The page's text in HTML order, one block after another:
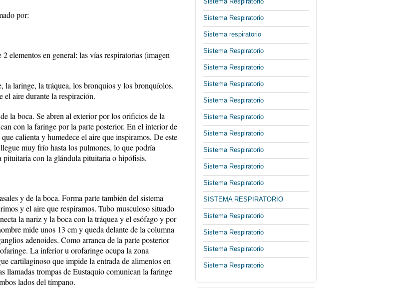
por:
elementos en general: las vías respiratorias (imagen
la laringe, la tráquea, los bronquios y los bronquíolos.
el aire durante la respiración.
la boca. Se abren al exterior por los orificios de la
con la faringe por la parte posterior. En el interior de
calienta y humedece el aire que inspiramos. De este
muy frío hasta los pulmones, lo que podría
pituitaria con la glándula pituitaria o hipófisis.
y de la boca. Forma parte también del sistema
y el aire que respiramos. Tubo musculoso situado
la nariz y la boca con la tráquea y el esófago y por
mide unos 13 cm y queda delante de la columna
adenoides. Como arranca de la parte posterior
La inferior u orofaringe ocupa la zona
cartilaginoso que impide la entrada de alimentos en
llamadas trompas de Eustaquio comunican la faringe
lados del tímpano.
Sistema Respiratorio
Sistema respiratorio
Sistema Respiratorio
Sistema Respiratorio
Sistema Respiratorio
Sistema Respiratorio
Sistema Respiratorio
Sistema Respiratorio
Sistema Respiratorio
Sistema Respiratorio
Sistema Respiratorio
SISTEMA RESPIRATORIO
Sistema Respiratorio
Sistema Respiratorio
Sistema Respiratorio
Sistema Respiratorio